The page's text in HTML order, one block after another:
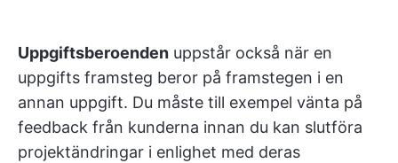
Uppgiftsberoenden uppstår också när en
uppgifts framsteg beror på framstegen i en
annan uppgift. Du måste till exempel vänta på
feedback från kunderna innan du kan slutföra
projektändringar i enlighet med deras